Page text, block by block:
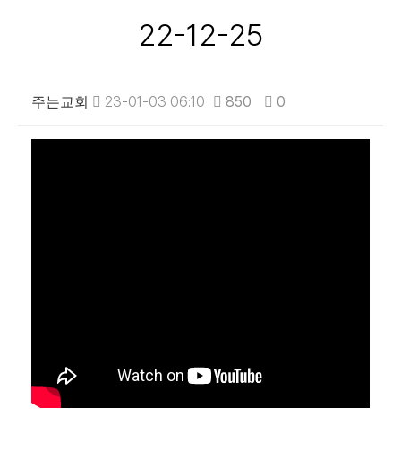
22-12-25
주는교회 23-01-03 06:10 850 0